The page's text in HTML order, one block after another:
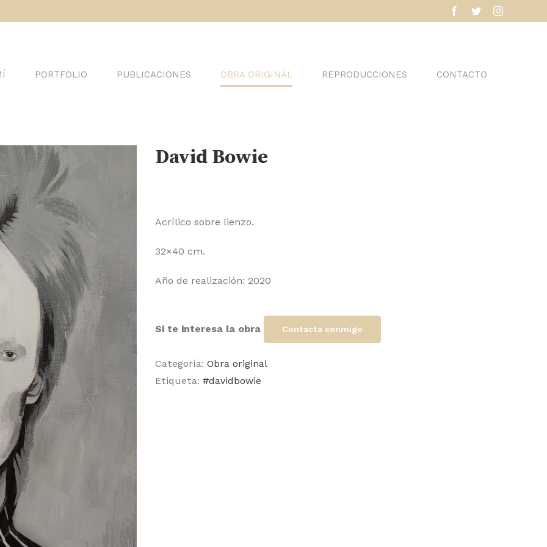
facebook
twitterinstagram
PORTFOLIO PUBLICACIONES OBRA ORIGINAL REPRODUCCIONES CONTACTO
David Bowie
Acrílico sobre lienzo.
32×40 cm.
Año de realización: 2020
Si te interesa la obra Contacta conmigo
Categoría: Obra original
Etiqueta: #davidbowie